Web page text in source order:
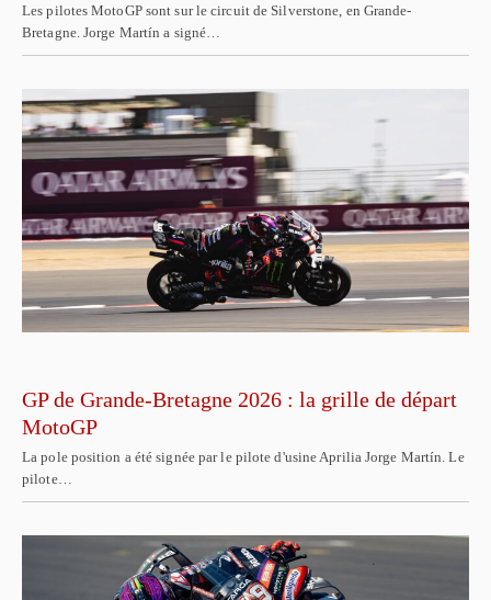
Les pilotes MotoGP sont sur le circuit de Silverstone, en Grande-
Bretagne. Jorge Martín a signé…
GP de Grande-Bretagne 2026 : la grille de départ
MotoGP
La pole position a été signée par le pilote d'usine Aprilia Jorge Martín. Le
pilote…